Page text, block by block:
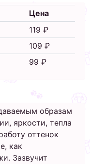
Цена
119 ₽
109 ₽
99 ₽
образам
яркости, тепла
оттенок
как
Зазвучит